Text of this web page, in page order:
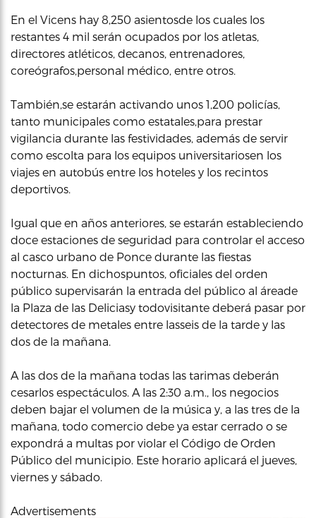
En el Vicens hay 8,250 asientosde los cuales los
restantes 4 mil serán ocupados por los atletas,
directores atléticos, decanos, entrenadores,
coreógrafos,personal médico, entre otros.
También,se estarán activando unos 1,200 policías,
tanto municipales como estatales,para prestar
vigilancia durante las festividades, además de servir
como escolta para los equipos universitariosen los
viajes en autobús entre los hoteles y los recintos
deportivos.
Igual que en años anteriores, se estarán estableciendo
doce estaciones de seguridad para controlar el acceso
al casco urbano de Ponce durante las fiestas
nocturnas. En dichospuntos, oficiales del orden
público supervisarán la entrada del público al áreade
la Plaza de las Deliciasy todovisitante deberá pasar por
detectores de metales entre lasseis de la tarde y las
dos de la mañana.
A las dos de la mañana todas las tarimas deberán
cesarlos espectáculos. A las 2:30 a.m., los negocios
deben bajar el volumen de la música y, a las tres de la
mañana, todo comercio debe ya estar cerrado o se
expondrá a multas por violar el Código de Orden
Público del municipio. Este horario aplicará el jueves,
viernes y sábado.
Advertisements